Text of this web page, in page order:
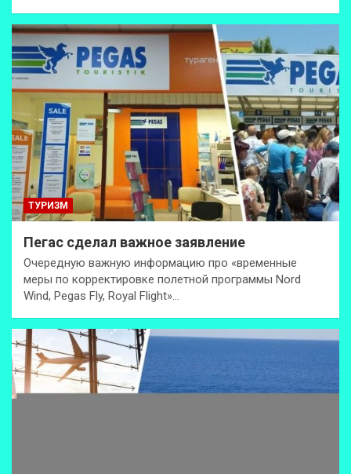
ТУРИЗМ
Пегас сделал важное заявление
Очередную важную информацию про «временные
меры по корректировке полетной программы Nord
Wind, Pegas Fly, Royal Flight»…